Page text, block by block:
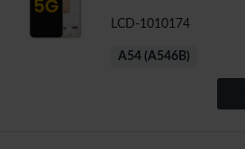
LCD-1010174
A54 (A546B)